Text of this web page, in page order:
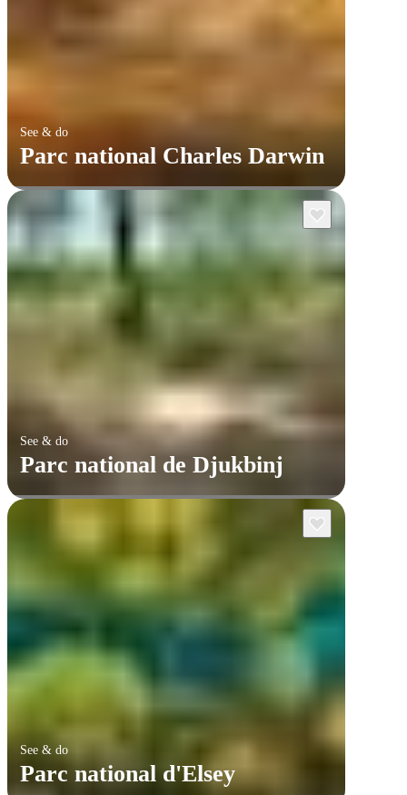
See & do
Parc national Charles Darwin
See & do
Parc national de Djukbinj
See & do
Parc national d'Elsey